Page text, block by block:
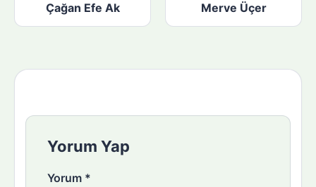
Çağan Efe Ak Merve Üçer
Yorum Yap
Yorum *